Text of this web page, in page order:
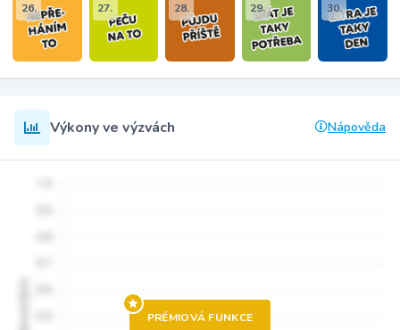
26. 27. 28. 29. 30.
Výkony ve výzvách Nápověda
PRÉMIOVÁ FUNKCE